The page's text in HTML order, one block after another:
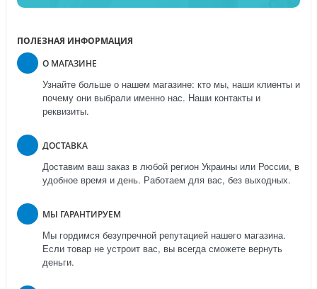
ПОЛЕЗНАЯ ИНФОРМАЦИЯ
О МАГАЗИНЕ
Узнайте больше о нашем магазине: кто мы, наши клиенты и
почему они выбрали именно нас. Наши контакты и
реквизиты.
ДОСТАВКА
Доставим ваш заказ в любой регион Украины или России, в
удобное время и день. Работаем для вас, без выходных.
МЫ ГАРАНТИРУЕМ
Мы гордимся безупречной репутацией нашего магазина.
Если товар не устроит вас, вы всегда сможете вернуть
деньги.